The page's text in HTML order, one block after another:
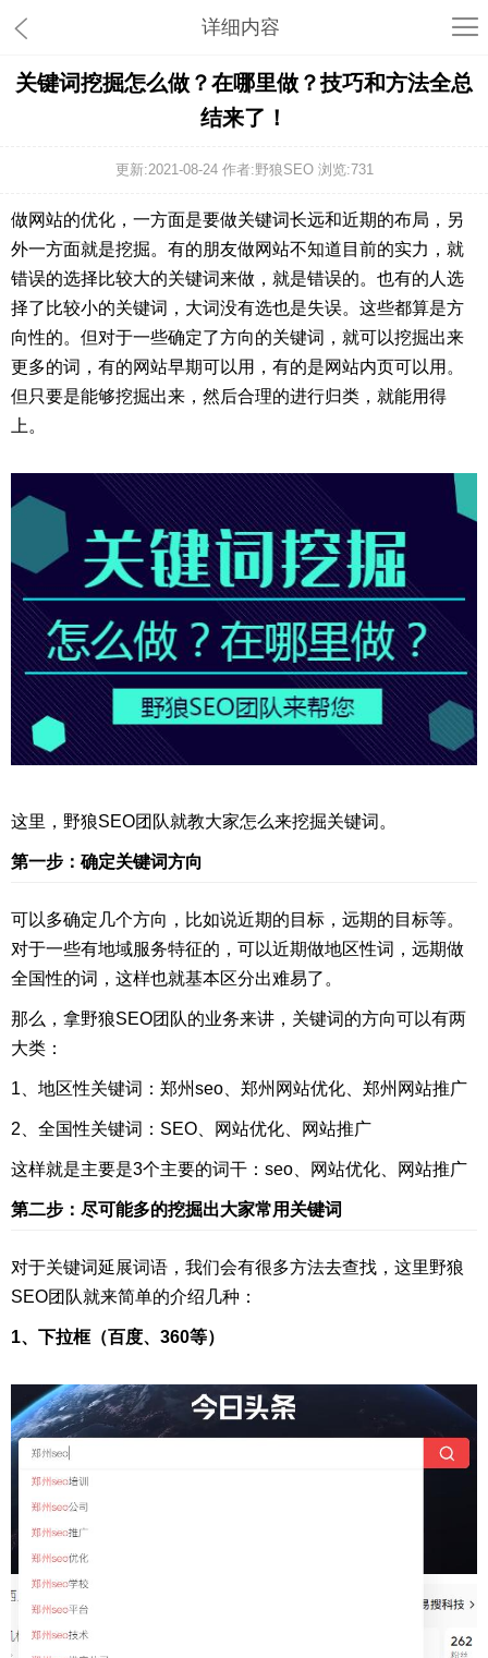
详细内容
关键词挖掘怎么做？在哪里做？技巧和方法全总
结来了！
更新:2021-08-24 作者:野狼SEO 浏览:731
做网站的优化，一方面是要做关键词长远和近期的布局，另
外一方面就是挖掘。有的朋友做网站不知道目前的实力，就
错误的选择比较大的关键词来做，就是错误的。也有的人选
择了比较小的关键词，大词没有选也是失误。这些都算是方
向性的。但对于一些确定了方向的关键词，就可以挖掘出来
更多的词，有的网站早期可以用，有的是网站内页可以用。
但只要是能够挖掘出来，然后合理的进行归类，就能用得
上。
这里，野狼SEO团队就教大家怎么来挖掘关键词。
第一步：确定关键词方向
可以多确定几个方向，比如说近期的目标，远期的目标等。
对于一些有地域服务特征的，可以近期做地区性词，远期做
全国性的词，这样也就基本区分出难易了。
那么，拿野狼SEO团队的业务来讲，关键词的方向可以有两
大类：
1、地区性关键词：郑州seo、郑州网站优化、郑州网站推广
2、全国性关键词：SEO、网站优化、网站推广
这样就是主要是3个主要的词干：seo、网站优化、网站推广
第二步：尽可能多的挖掘出大家常用关键词
对于关键词延展词语，我们会有很多方法去查找，这里野狼
SEO团队就来简单的介绍几种：
1、下拉框（百度、360等）